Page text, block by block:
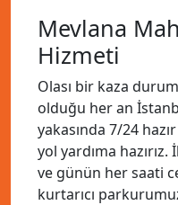
Mevlana
Hizmeti
Olası bir kaza
olduğu her an
yakasında 7/24
yol yardıma hazırız.
ve günün her saati
kurtarıcı